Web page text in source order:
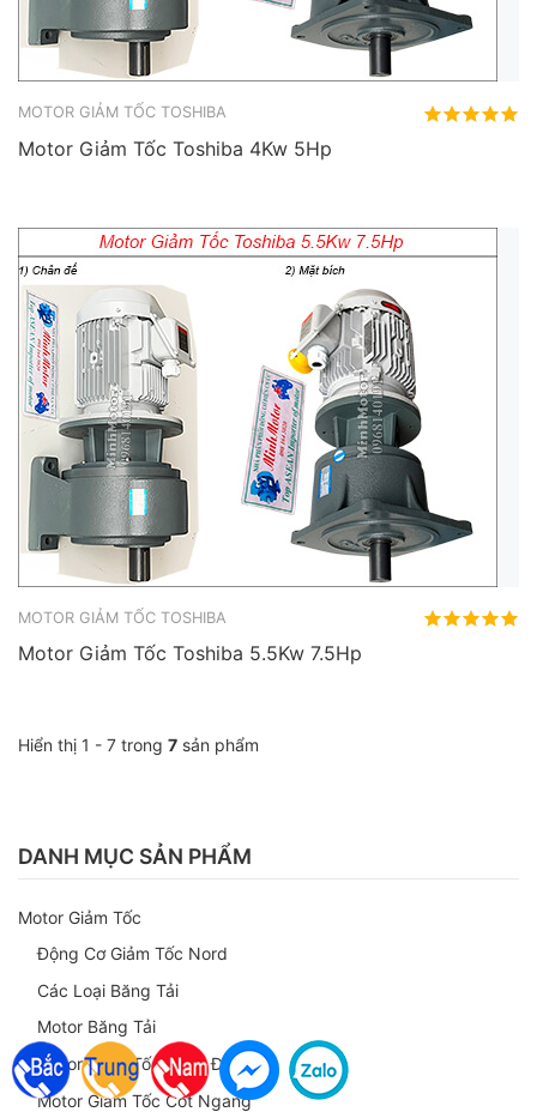
DANH MỤC SẢN PHẨM
Motor Giảm Tốc
Động Cơ Giảm Tốc Nord
Các Loại Băng Tải
Motor Băng Tải
Motor Giảm Tốc Chân Đế
Motor Giảm Tốc Cốt Ngang
MOTOR GIẢM TỐC TOSHIBA
Motor Giảm Tốc Toshiba 4Kw 5Hp
MOTOR GIẢM TỐC TOSHIBA
Motor Giảm Tốc Toshiba 5.5Kw 7.5Hp
Hiển thị 1 - 7 trong 7 sản phẩm